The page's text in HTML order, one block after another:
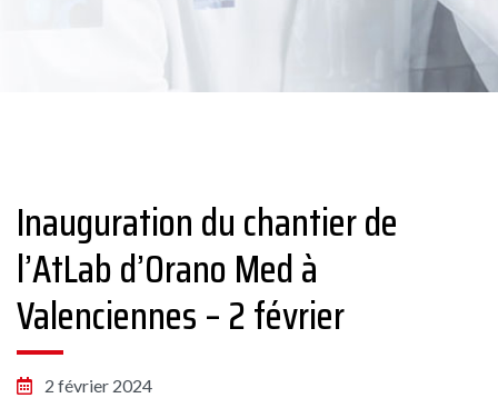
Inauguration du chantier de
l’AtLab d’Orano Med à
Valenciennes – 2 février
2 février 2024